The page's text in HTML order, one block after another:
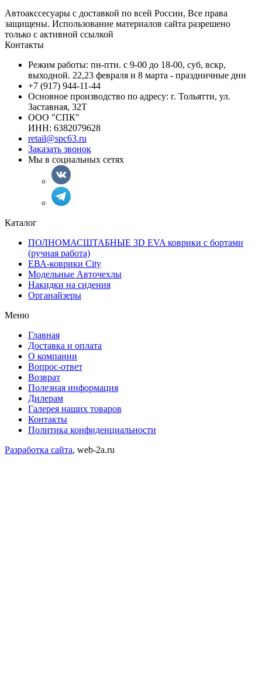
Автоакссесуары с доставкой по всей России, Все права
защищены. Использование материалов сайта разрешено
только с активной ссылкой
Контакты
Режим работы: пн-птн. с 9-00 до 18-00, суб, вскр,
выходной. 22,23 февраля и 8 марта - праздничные дни
+7 (917) 944-11-44
Основное производство по адресу: г. Тольятти, ул.
Заставная, 32Т
ООО "СПК"
ИНН: 6382079628
retail@spc63.ru
Заказать звонок
Мы в социальных сетях
Каталог
ПОЛНОМАСШТАБНЫЕ 3D EVA коврики с бортами
(ручная работа)
ЕВА-коврики City
Модельные Авточехлы
Накидки на сидения
Органайзеры
Меню
Главная
Доставка и оплата
О компании
Вопрос-ответ
Возврат
Полезная информация
Дилерам
Галерея наших товаров
Контакты
Политика конфиденциальности
Разработка сайта, web-2a.ru